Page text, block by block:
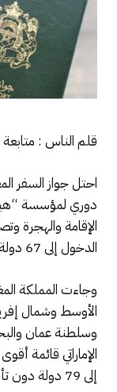
قلم الناس : متابعة
دوري لمؤسسة
الإقامة والهجرة
الدخول إلى 67 دولة دونما الحاجة إلى تأشيرة.
وجاءت المملكة
الأوسط وشمال
وسلطنة عمان
الإماراتي قائمة
إلى 79 دولة دون تأشيرة، ليحتل بذلك الرتبة الـ12 عالميا.